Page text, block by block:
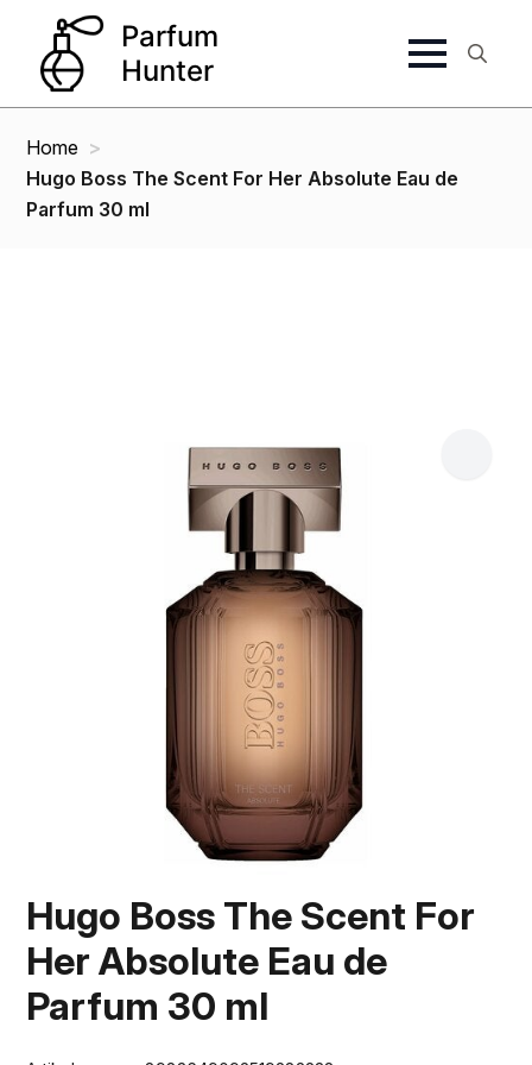
Home
Hugo Boss The Scent For Her Absolute Eau de
Parfum 30 ml
Hugo Boss The Scent For
Her Absolute Eau de
Parfum 30 ml